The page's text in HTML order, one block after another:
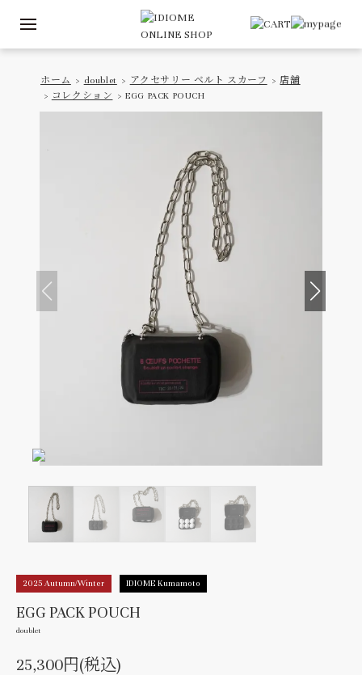
ホーム > doublet > アクセサリー ベルト スカーフ > 店舗
> コレクション > EGG PACK POUCH
2025 Autumn/Winter IDIOME Kumamoto
EGG PACK POUCH
doublet
25,300円(税込)